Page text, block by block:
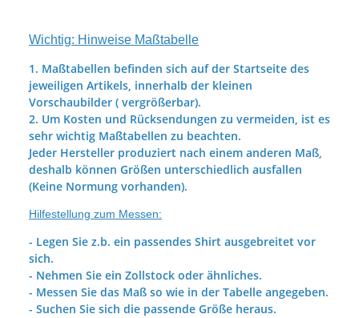
Wichtig: Hinweise Maßtabelle
1. Maßtabellen befinden sich auf der Startseite des
jeweiligen Artikels, innerhalb der kleinen
Vorschaubilder ( vergrößerbar).
2. Um Kosten und Rücksendungen zu vermeiden, ist es
sehr wichtig Maßtabellen zu beachten.
Jeder Hersteller produziert nach einem anderen Maß,
deshalb können Größen unterschiedlich ausfallen
(Keine Normung vorhanden).
Hilfestellung zum Messen:
- Legen Sie z.b. ein passendes Shirt ausgebreitet vor
sich.
- Nehmen Sie ein Zollstock oder ähnliches.
- Messen Sie das Maß so wie in der Tabelle angegeben.
- Suchen Sie sich die passende Größe heraus.